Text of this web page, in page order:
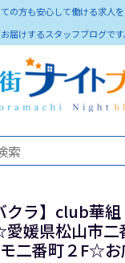
の方も安心して働ける求人
届けするスタッフブログです
クラ】club華
媛県松山市二
二番町２F☆お